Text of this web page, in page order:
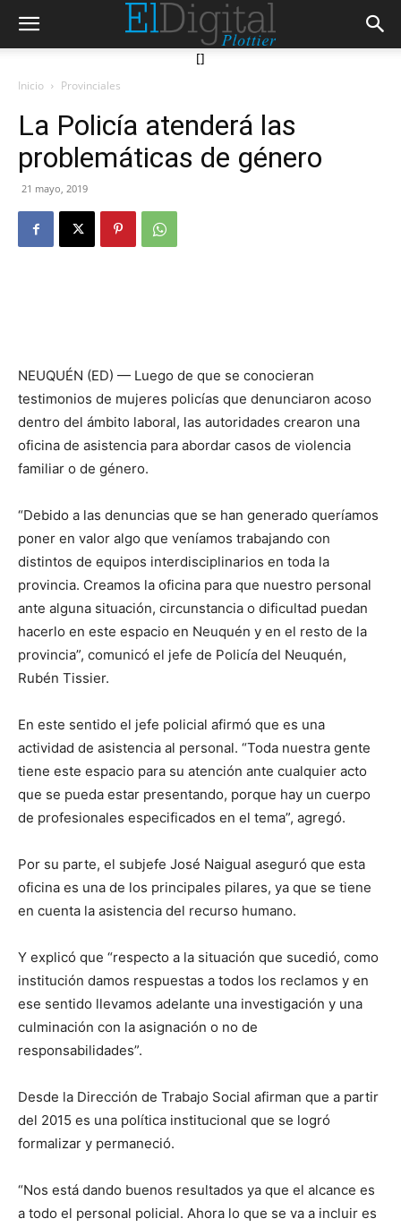
[]
Inicio Provinciales
La Policía atenderá las
problemáticas de género
21 mayo, 2019
NEUQUÉN (ED) — Luego de que se conocieran
testimonios de mujeres policías que denunciaron acoso
dentro del ámbito laboral, las autoridades crearon una
oficina de asistencia para abordar casos de violencia
familiar o de género.
“Debido a las denuncias que se han generado queríamos
poner en valor algo que veníamos trabajando con
distintos de equipos interdisciplinarios en toda la
provincia. Creamos la oficina para que nuestro personal
ante alguna situación, circunstancia o dificultad puedan
hacerlo en este espacio en Neuquén y en el resto de la
provincia”, comunicó el jefe de Policía del Neuquén,
Rubén Tissier.
En este sentido el jefe policial afirmó que es una
actividad de asistencia al personal. “Toda nuestra gente
tiene este espacio para su atención ante cualquier acto
que se pueda estar presentando, porque hay un cuerpo
de profesionales especificados en el tema”, agregó.
Por su parte, el subjefe José Naigual aseguró que esta
oficina es una de los principales pilares, ya que se tiene
en cuenta la asistencia del recurso humano.
Y explicó que “respecto a la situación que sucedió, como
institución damos respuestas a todos los reclamos y en
ese sentido llevamos adelante una investigación y una
culminación con la asignación o no de
responsabilidades”.
Desde la Dirección de Trabajo Social afirman que a partir
del 2015 es una política institucional que se logró
formalizar y permaneció.
“Nos está dando buenos resultados ya que el alcance es
a todo el personal policial. Ahora lo que se va a incluir es